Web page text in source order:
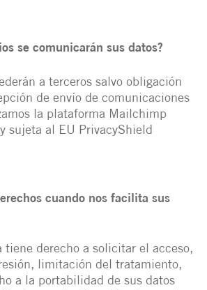
se comunicarán sus datos?
a terceros salvo obligación
de envío de comunicaciones
la plataforma Mailchimp
sujeta al EU PrivacyShield
cuando nos facilita sus
tiene derecho a solicitar el acceso,
limitación del tratamiento,
a la portabilidad de sus datos